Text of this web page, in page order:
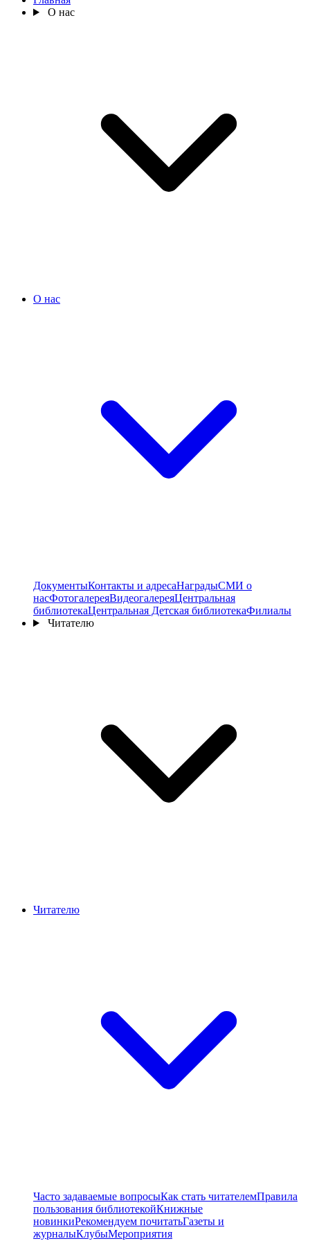
О нас
О нас
ДокументыКонтакты и адресаНаградыСМИ о
насФотогалереяВидеогалереяЦентральная
библиотекаЦентральная Детская библиотекаФилиалы
Читателю
Читателю
Часто задаваемые вопросыКак стать читателемПравила
пользования библиотекойКнижные
новинкиРекомендуем почитатьГазеты и
журналыКлубыМероприятия